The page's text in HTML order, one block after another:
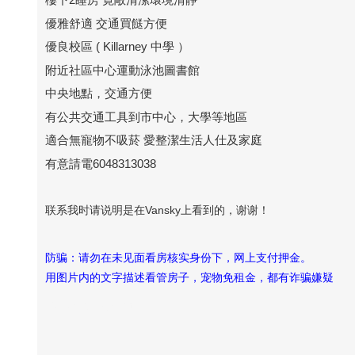
優雅舒適 交通買餸方便
優良校區 ( Killarney 中學 ）
附近社區中心運動泳池圖書館
中央地點，交通方便
有公共交通工具到市中心，大學等地區
適合無寵物不吸菸 愛整潔生活人仕及家庭
有意請電6048313038
联系我时请说明是在Vansky上看到的，谢谢！
防骗：请勿在未见面看房核实身份下，网上支付押金。
用图片内的文字描述看管房子，宠物免租金，都有诈骗嫌疑